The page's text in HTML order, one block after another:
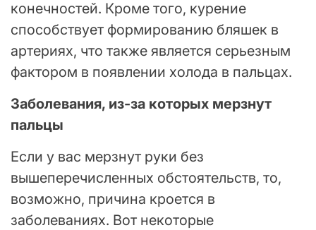
конечностей. Кроме того, курение
способствует формированию бляшек в
артериях, что также является серьезным
фактором в появлении холода в пальцах.
Заболевания, из-за которых мерзнут
пальцы
Если у вас мерзнут руки без
вышеперечисленных обстоятельств, то,
возможно, причина кроется в
заболеваниях. Вот некоторые